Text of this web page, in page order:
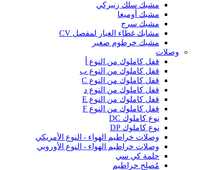
مشبك سلك زنبركي
مشبك أوميغا
مشبك سرج
مشابك غطاء الغبار لمفصل CV
مشبك خرطوم صغير
وصلات
قفل كاملوك من النوع أ
قفل كاملوك من النوع ب
قفل كاملوك من النوع C
قفل كاملوك من النوع د
قفل كاملوك من النوع E
قفل كاملوك من النوع F
نوع كاملوك DC
نوع كاملوك DP
وصلات خراطيم الهواء - النوع الأمريكي
وصلات خراطيم الهواء - النوع الأوروبي
حلمة كي سي
مُصلِح خراطيم